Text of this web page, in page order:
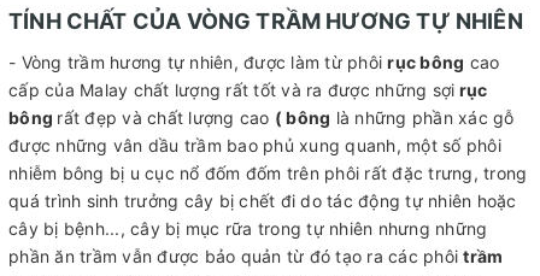
TÍNH CHẤT CỦA VÒNG TRẦM HƯƠNG TỰ NHIÊN
- Vòng trầm hương tự nhiên, được làm từ phôirục bông cao
cấp của Malay chất lượng rất tốt và ra được những sợi rục
bông rất đẹp và chất lượng cao ( bông là những phần xác gỗ
được những vân dầu trầm bao phủ xung quanh, một số phôi
nhiễm bông bị u cục nổ đốm đốm trên phôi rất đặc trưng, trong
quá trình sinh trưởng cây bị chết đi do tác động tự nhiên hoặc
cây bị bệnh..., cây bị mục rữa trong tự nhiên nhưng những
phần ăn trầm vẫn được bảo quản từ đó tạo ra các phôitrầm